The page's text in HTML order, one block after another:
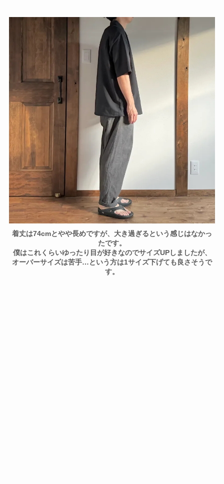
着丈は74cmとやや長めですが、大き過ぎるという感じはなかっ
たです。
僕はこれくらいゆったり目が好きなのでサイズUPしましたが、
オーバーサイズは苦手…という方は1サイズ下げても良さそうで
す。